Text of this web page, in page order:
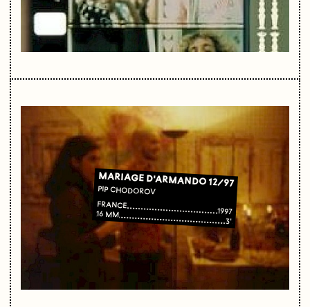
MARIAGE D'ARMANDO 12/97
PIP CHODOROV
FRANCE
1997
16 MM
3'